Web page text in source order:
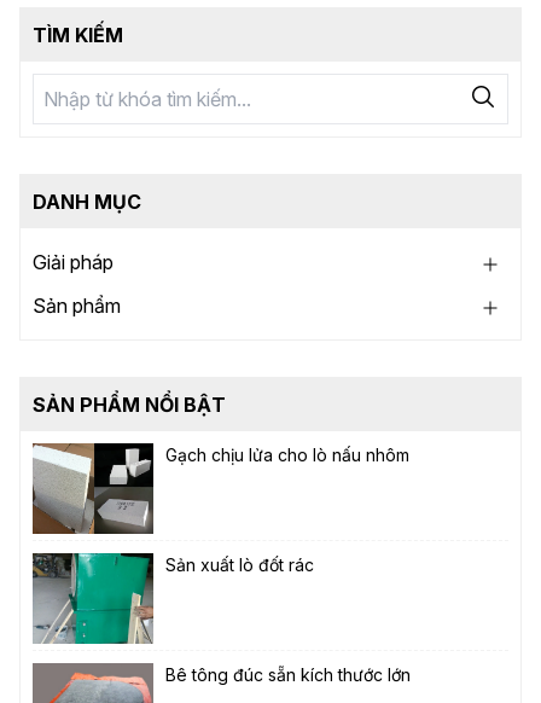
TÌM KIẾM
DANH MỤC
Giải pháp
Sản phẩm
SẢN PHẨM NỔI BẬT
Gạch chịu lửa cho lò nấu nhôm
Sản xuất lò đốt rác
Bê tông đúc sẵn kích thước lớn